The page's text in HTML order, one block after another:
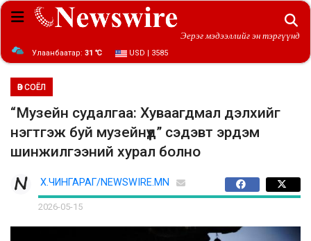
Эерэг мэдээллийг эн тэргүүнд
Улаанбаатар: 31 ℃ USD | 3585
ӨВ СОЁЛ
“Музейн судалгаа: Хуваагдмал дэлхийг
нэгтгэж буй музейнүүд” сэдэвт эрдэм
шинжилгээний хурал болно
Х.ЧИНГАРАГ/NEWSWIRE.MN
2026-05-15